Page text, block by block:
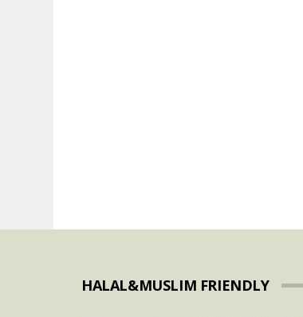
HALAL&MUSLIM FRIENDLY